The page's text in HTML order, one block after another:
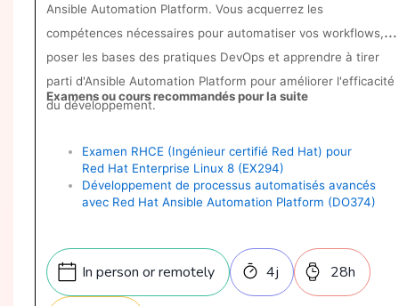
Ansible Automation Platform. Vous acquerrez les
compétences nécessaires pour automatiser vos workflows,
poser les bases des pratiques DevOps et apprendre à tirer
parti d'Ansible Automation Platform pour améliorer l'efficacité
du développement.
Examens ou cours recommandés pour la suite
Examen RHCE (Ingénieur certifié Red Hat) pour
Red Hat Enterprise Linux 8 (EX294)
Développement de processus automatisés avancés
avec Red Hat Ansible Automation Platform (DO374)
In person or remotely 4j 28h